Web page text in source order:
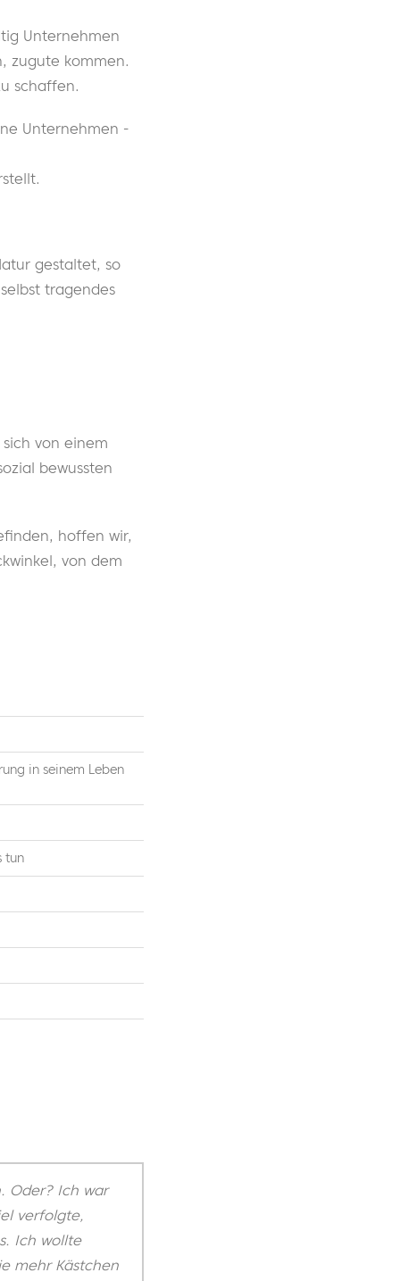
Unternehmen
zugute kommen.
schaffen.
Unternehmen -
gestaltet, so
tragendes
von einem
bewussten
hoffen wir,
von dem
in seinem Leben
tun
Oder? Ich war
verfolgte,
Ich wollte
mehr Kästchen